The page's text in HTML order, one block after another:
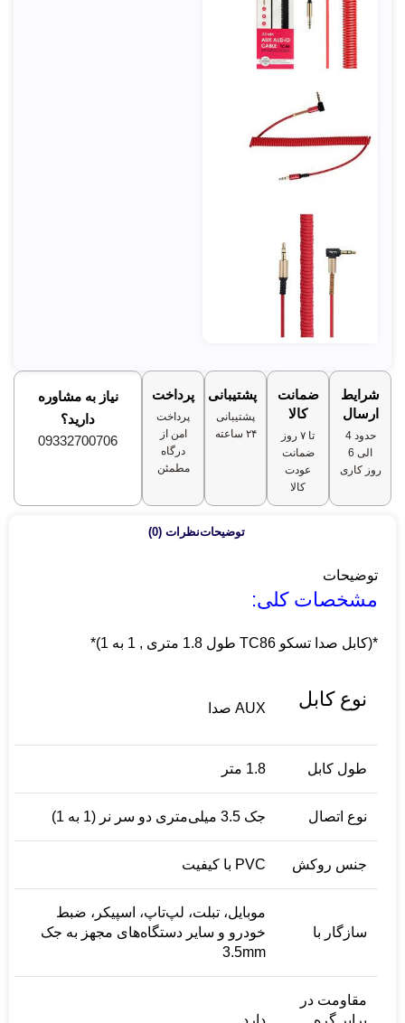
شرایط
ارسال
حدود 4
الی 6
روز کاری
ضمانت
کالا
تا ۷ روز
ضمانت
عودت
کالا
پشتیبانی
پشتیبانی
۲۴ ساعته
پرداخت
پرداخت
امن از
درگاه
مطمئن
نیاز به مشاوره
دارید؟
09332700706
توضیحاتنظرات (0)
توضیحات
مشخصات کلی:
*(كابل صدا تسکو TC86 طول 1.8 متری , 1 به 1)*
نوع کابل AUX صدا
طول کابل 1.8 متر
نوع اتصال جک 3.5 میلی‌متری دو سر نر (1 به 1)
جنس روکش PVC با کیفیت
سازگار با
موبایل، تبلت، لپ‌تاپ، اسپیکر، ضبط
خودرو و سایر دستگاه‌های مجهز به جک
3.5mm
مقاومت در